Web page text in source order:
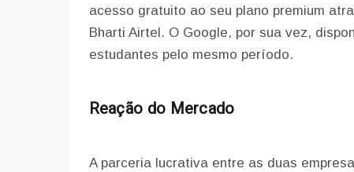
acesso gratuito ao seu plano premium
Bharti Airtel. O Google, por sua vez,
estudantes pelo mesmo período.
Reação do Mercado
A parceria lucrativa entre as duas